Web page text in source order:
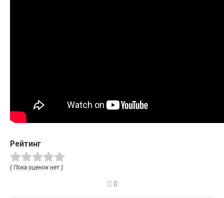
Рейтинг
( Пока оценок нет )
0